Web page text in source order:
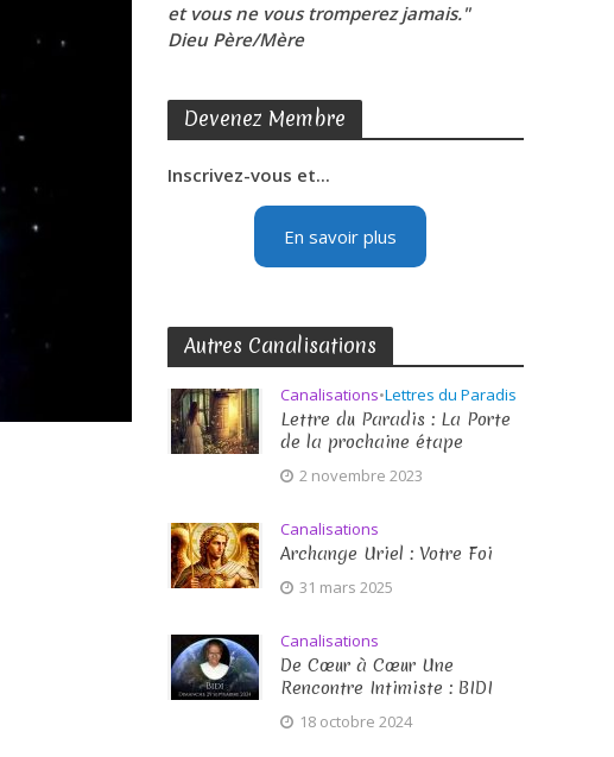
et vous ne vous tromperez jamais."
Dieu Père/Mère
Devenez Membre
Inscrivez-vous et...
En savoir plus
Autres Canalisations
Canalisations•Lettres du Paradis
Lettre du Paradis : La Porte
de la prochaine étape
2 novembre 2023
Canalisations
Archange Uriel : Votre Foi
31 mars 2025
Canalisations
De Cœur à Cœur Une
Rencontre Intimiste : BIDI
18 octobre 2024